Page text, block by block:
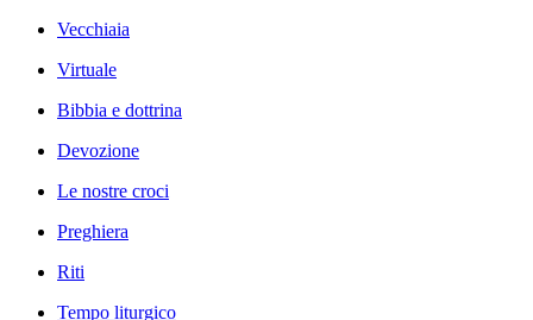
Vecchiaia
Virtuale
Bibbia e dottrina
Devozione
Le nostre croci
Preghiera
Riti
Tempo liturgico